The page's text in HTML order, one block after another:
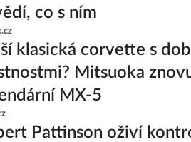
co s ním
klasická corvette s
Mitsuoka
MX-5
Pattinson oživí